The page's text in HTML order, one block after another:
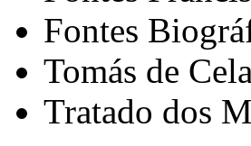
Fontes
Tomás de
Tratado dos